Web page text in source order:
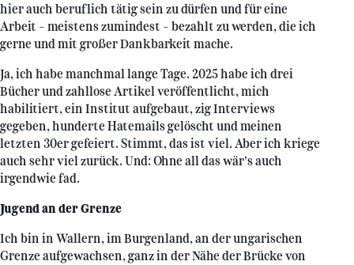
hier auch beruflich tätig sein zu dürfen und für eine
Arbeit - meistens zumindest - bezahlt zu werden, die ich
gerne und mit großer Dankbarkeit mache.
Ja, ich habe manchmal lange Tage. 2025 habe ich drei
Bücher und zahllose Artikel veröffentlicht, mich
habilitiert, ein Institut aufgebaut, zig Interviews
gegeben, hunderte Hatemails gelöscht und meinen
letzten 30er gefeiert. Stimmt, das ist viel. Aber ich kriege
auch sehr viel zurück. Und: Ohne all das wär’s auch
irgendwie fad.
Jugend an der Grenze
Ich bin in Wallern, im Burgenland, an der ungarischen
Grenze aufgewachsen, ganz in der Nähe der Brücke von